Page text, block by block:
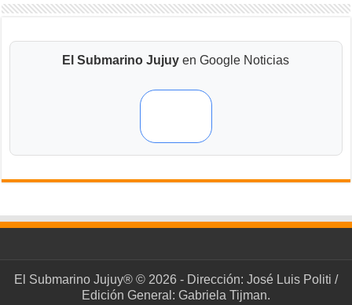
El Submarino Jujuy en Google Noticias
El Submarino Jujuy® © 2026 - Dirección: José Luis Politi /
Edición General: Gabriela Tijman.